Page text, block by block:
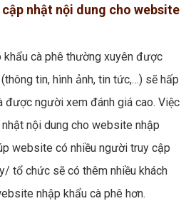
nhật nội dung cho website
cà phê thường xuyên được
tin, hình ảnh, tin tức,…) sẽ hấp
được người xem đánh giá cao. Việc
nội dung cho website nhập
website có nhiều người truy cập
tổ chức sẽ có thêm nhiều khách
nhập khẩu cà phê hơn.